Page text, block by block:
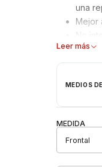
una
Mejor
No
Alta
Leer más
MEDIOS
MEDIDA